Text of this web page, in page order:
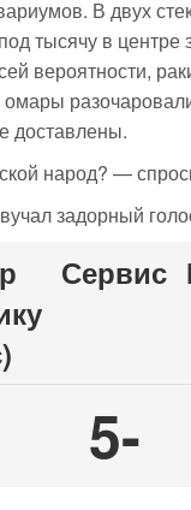
В двух
тысячу в центре
вероятности,
доставлены.
народ? —
задорный
Сервис
5-